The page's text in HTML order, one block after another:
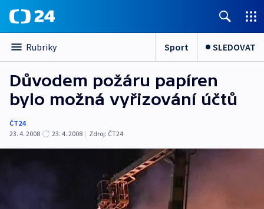
Rubriky Sport SLEDOVAT
Důvodem požáru papíren
bylo možná vyřizování účtů
ČT24
23. 4. 2008
23. 4. 2008 | Zdroj: ČT24